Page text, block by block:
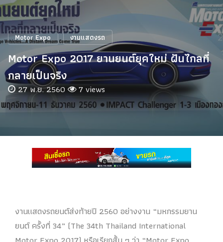
พริตตี้
งานแสดงรถ
Car In The Movie
สเปคราคา รถยนต์
Motor Expo งานแสดงรถ
Motor Expo 2017 ยานยนต์ยุคใหม่ ฝันไกลที่
กลายเป็นจริง
27 พ.ย. 2560 7 views
งานแสดงรถยนต์ส่งท้ายปี 2560 อย่างงาน “มหกรรมยาน
ยนต์ ครั้งที่ 34” (The 34th Thailand International